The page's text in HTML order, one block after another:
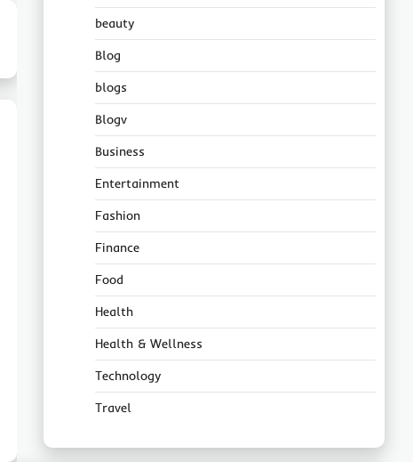
beauty
Blog
blogs
Blogv
Business
Entertainment
Fashion
Finance
Food
Health
Health & Wellness
Technology
Travel